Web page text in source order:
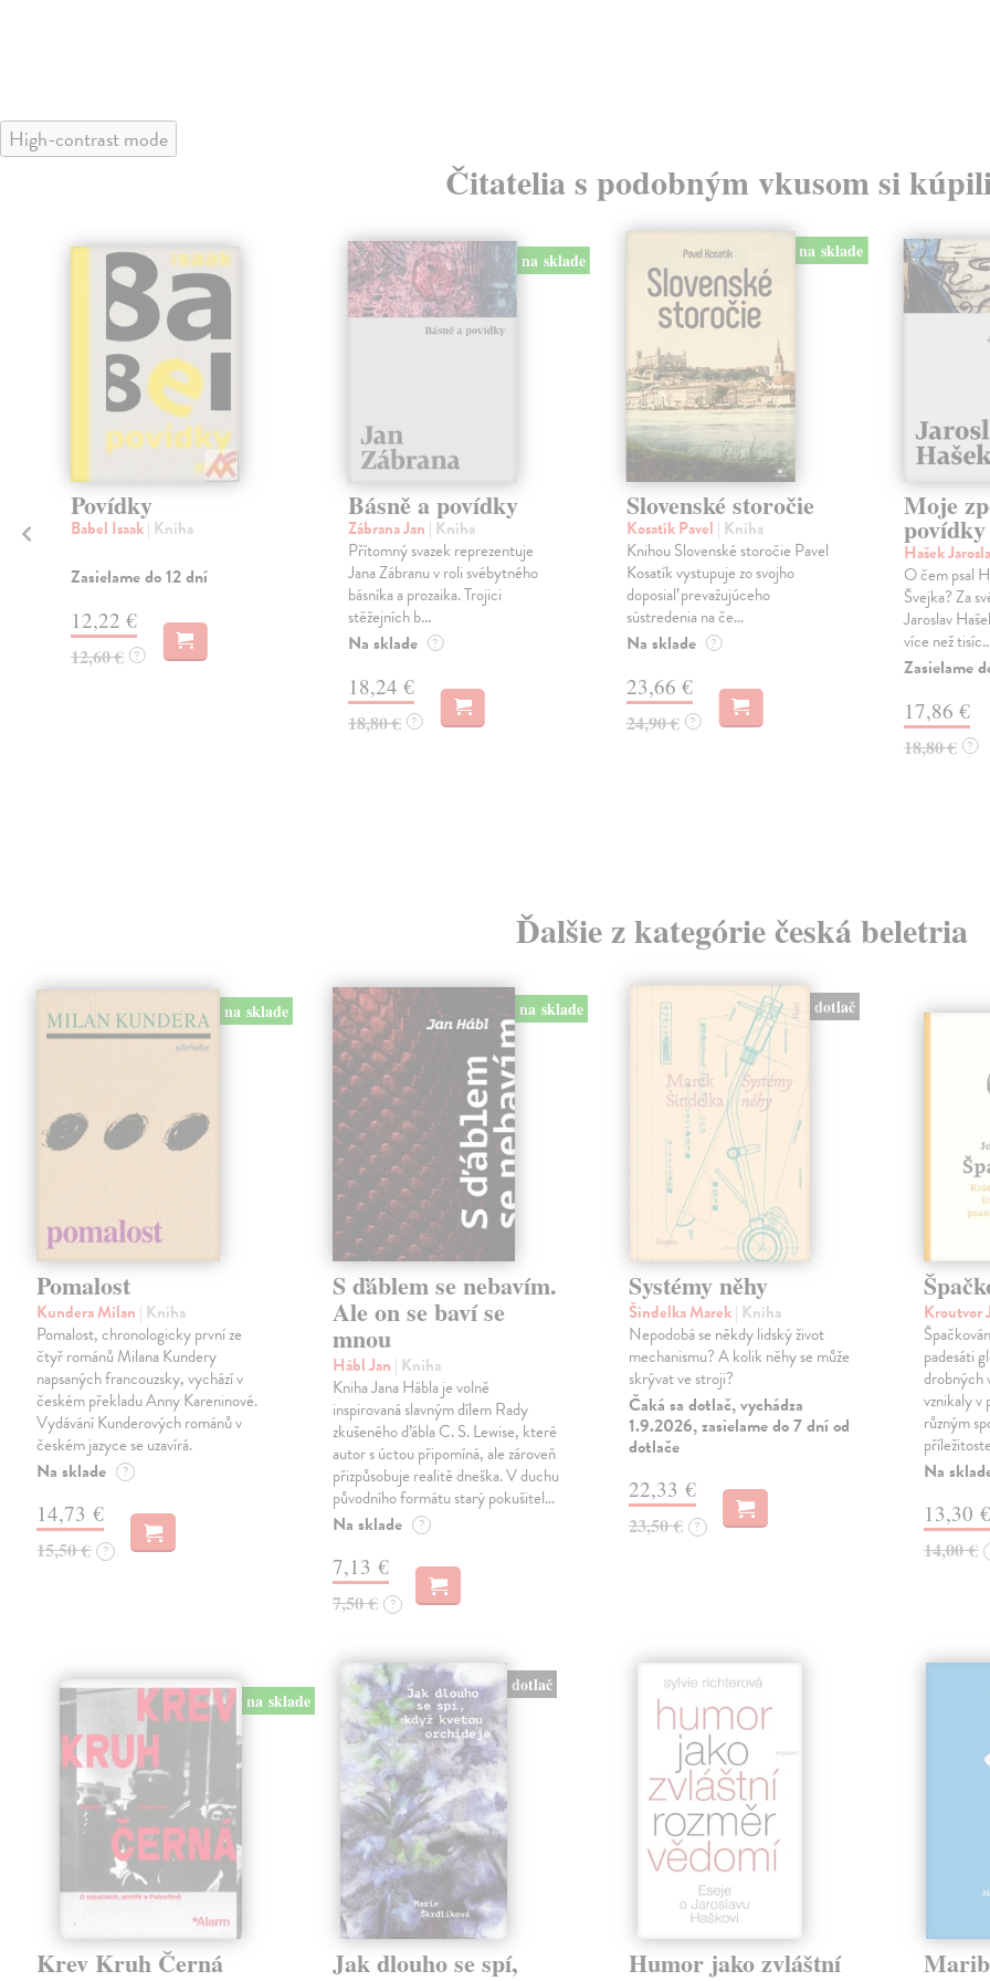
High-contrast mode
Čitatelia s podobným vkusom si
Povídky
Babel Isaak| Kniha
Zasielame do 12 dní
12,22 €
12,60 € ?
na sklade
Básně a povídky
Zábrana Jan | Kniha
Přítomný svazek reprezentuje
Jana Zábranu v roli svébytného
básníka a prozaika. Trojici
stěžejních b...
Na sklade ?
18,24 €
18,80 € ?
na sklade
Slovenské storočie
Kosatík Pavel | Kniha
Knihou Slovenské storočie Pavel
Kosatík vystupuje zo svojho
doposiaľ prevažujúceho
sústredenia na če...
Na sklade ?
23,66 €
24,90 € ?
Moje
povídky
Hašek
O čem psal
Švejka? Za
Jaroslav
více než
Zasielame
17,86 €
18,80 € ?
Ďalšie z kategórie česká beletria
na sklade
Pomalost
Kundera Milan | Kniha
Pomalost, chronologicky první ze
čtyř románů Milana Kundery
napsaných francouzsky, vychází v
českém překladu Anny Kareninové.
Vydávání Kunderových románů v
českém jazyce se uzavírá.
Na sklade ?
14,73 €
15,50 € ?
na sklade
S ďáblem se nebavím.
Ale on se baví se
mnou
Hábl Jan | Kniha
Kniha Jana Hábla je volně
inspirovaná slavným dílem Rady
zkušeného ďábla C. S. Lewise, které
autor s úctou připomíná, ale zároveň
přizpůsobuje realitě dneška. V duchu
původního formátu starý pokušitel…
Na sklade ?
7,13 €
7,50 € ?
dotlač
Systémy něhy
Šindelka Marek| Kniha
Nepodobá se někdy lidský život
mechanismu? A kolik něhy se může
skrývat ve stroji?
Čaká sa dotlač, vychádza
1.9.2026, zasielame do 7 dní od
dotlače
22,33 €
23,50 € ?
Kroutvor
padesáti
drobných
vznikaly
různým
Na
13,30
14,00 €
na sklade
Krev Kruh Černá
dotlač
Jak dlouho se spí, Humor jako zvláštní